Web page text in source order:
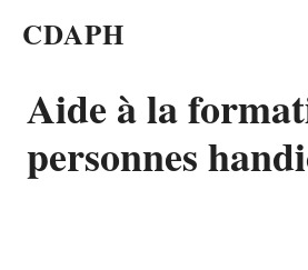
CDAPH
Aide à la
personnes